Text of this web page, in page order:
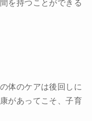
を持つことができる
体のケアは後回しに
があってこそ、子育